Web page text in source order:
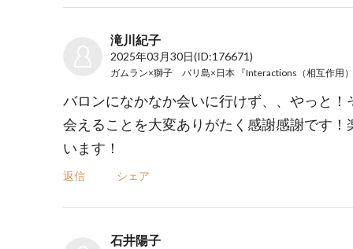
滝川紀子
2025年03月30日(ID:176671)
バロンになかなか会いに行けず、、やっと！
会えることを大変ありがたく感謝感謝です！
います！
返信 シェア
石井陽子